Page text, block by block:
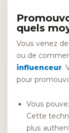
quels
Vous venez
ou de
influenceur.
pour
Vous
Cette
plus